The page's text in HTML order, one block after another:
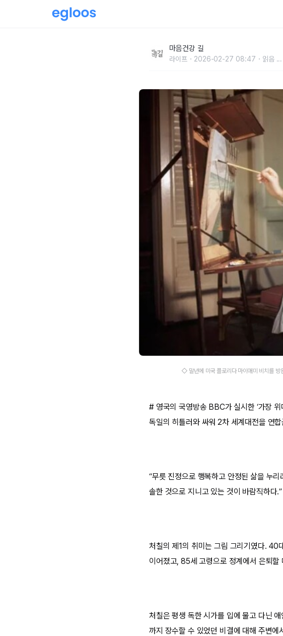
마음건강 길
라이프 2026-02-27 08:47 읽음 ...
◇ 말년에 미국 플로리다 마이애미 비치를
# 영국의 국영방송 BBC가 실시한 ‘가장 위
독일의 히틀러와 싸워 2차 세계대전을 연
“무릇 진정으로 행복하고 안정된 삶을 누
솔한 것으로 지니고 있는 것이 바람직하다.”
처칠의 제1의 취미는 그림 그리기였다.
이어졌고, 85세 고령으로 정계에서 은퇴할
처칠은 평생 독한 시가를 입에 물고 다닌
까지 장수할 수 있었던 비결에 대해 주변에